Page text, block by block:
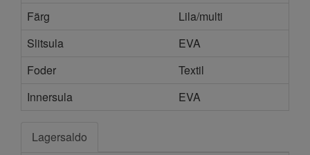
Färg
Lila/multi
Slitsula
EVA
Foder
Textil
Innersula
EVA
Lagersaldo